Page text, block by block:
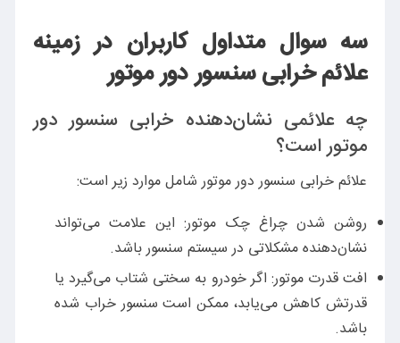
سه سوال متداول کاربران در زمینه
علائم خرابی سنسور دور موتور
چه علائمی نشان‌دهنده خرابی سنسور دور
موتور است؟
علائم خرابی سنسور دور موتور شامل موارد زیر است:
روشن شدن چراغ چک موتور: این علامت می‌تواند
نشان‌دهنده مشکلاتی در سیستم سنسور باشد.
افت قدرت موتور: اگر خودرو به سختی شتاب می‌گیرد یا
قدرتش کاهش می‌یابد، ممکن است سنسور خراب شده
باشد.